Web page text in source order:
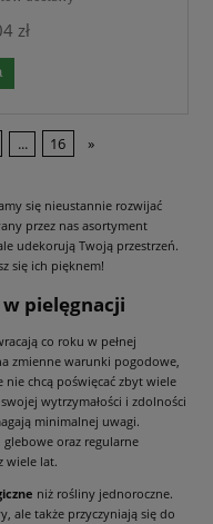
zł
... 16 »
się nieustannie rozwijać
przez nas asortyment
udekorują Twoją przestrzeń.
się ich pięknem!
pielęgnacji
co roku w pełnej
zmienne warunki pogodowe,
chcą poświęcać zbyt wiele
wytrzymałości i zdolności
minimalnej uwagi.
oraz regularne
wiele lat.
niż rośliny jednoroczne.
ale także przyczyniają się do